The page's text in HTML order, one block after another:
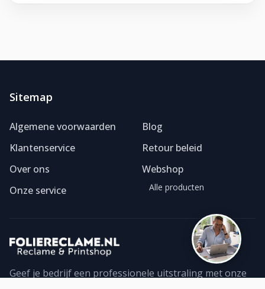
Sitemap
Algemene voorwaarden
Klantenservice
Over ons
Onze service
Blog
Retour beleid
Webshop
Alle producten
Geef je bedrijf een professionele uitstraling met onze